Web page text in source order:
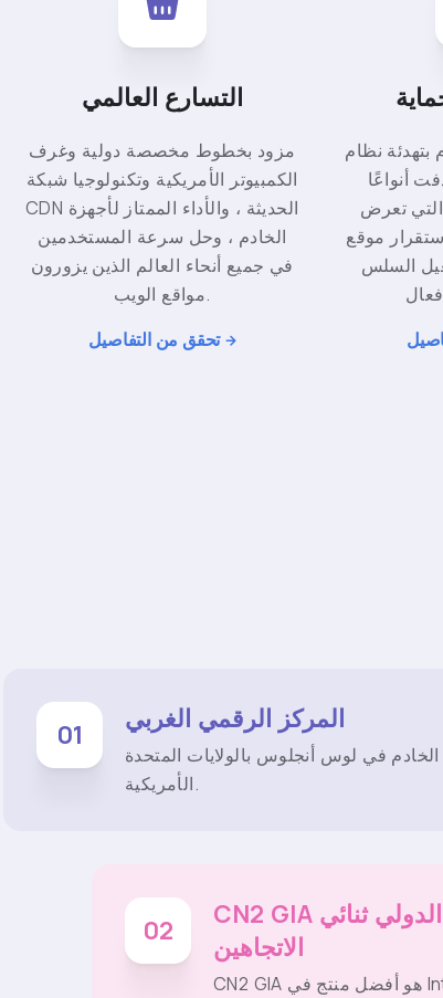
التسارع العالمي
مزود بخطوط مخصصة دولية وغرف
الكمبيوتر الأمريكية وتكنولوجيا شبكة
CDN الحديثة ، والأداء الممتاز لأجهزة
الخادم ، وحل سرعة المستخدمين
في جميع أنحاء العالم الذين يزورون
مواقع الويب.
تحقق من التفاصيل
بتهدئة نظام
أنواعًا
تعرض
موقع
السلس
01 المركز الرقمي الغربي
في لوس أنجلوس بالولايات المتحدة
الأمريكية.
02
CN2 GIA الخط الدولي ثنائي
الاتجاهين
CN2 GIA هو أفضل منتج في International